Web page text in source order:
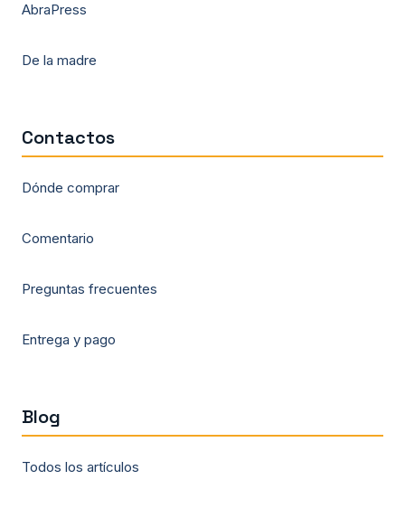
AbraPress
De la madre
Contactos
Dónde comprar
Comentario
Preguntas frecuentes
Entrega y pago
Blog
Todos los artículos